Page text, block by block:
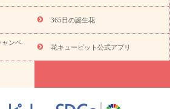
ラー ピンク イエローオレンジ
レッ
トルコキキョウ
円～ お祝い・4000円～
お祝い・
円～ お祝い・ 10000円～
お供え・お
365日の誕生花
ャンペ
花キューピット公式アプリ